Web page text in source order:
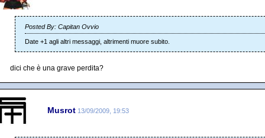
Posted By: Capitan Ovvio
Date +1 agli altri messaggi, altrimenti muore subito.
dici che è una grave perdita?
Musrot 13/09/2009, 19:53